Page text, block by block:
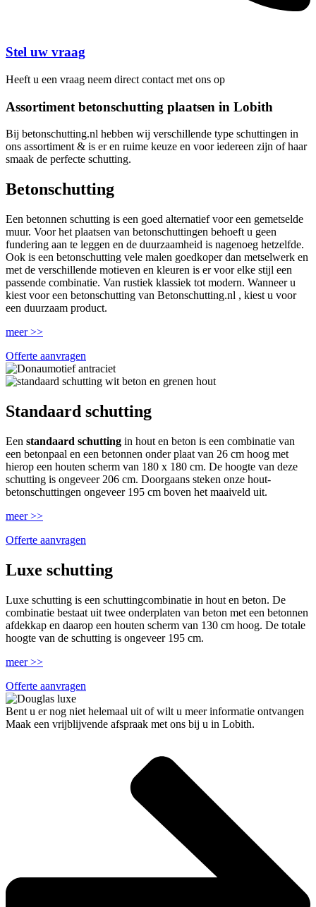
Stel uw vraag
Heeft u een vraag neem direct contact met ons op
Assortiment betonschutting plaatsen in Lobith
Bij betonschutting.nl hebben wij verschillende type schuttingen in
ons assortiment & is er en ruime keuze en voor iedereen zijn of haar
smaak de perfecte schutting.
Betonschutting
Een betonnen schutting is een goed alternatief voor een gemetselde
muur. Voor het plaatsen van betonschuttingen behoeft u geen
fundering aan te leggen en de duurzaamheid is nagenoeg hetzelfde.
Ook is een betonschutting vele malen goedkoper dan metselwerk en
met de verschillende motieven en kleuren is er voor elke stijl een
passende combinatie. Van rustiek klassiek tot modern. Wanneer u
kiest voor een betonschutting van Betonschutting.nl , kiest u voor
een duurzaam product.
meer >>
Offerte aanvragen
Standaard schutting
Een standaard schutting in hout en beton is een combinatie van
een betonpaal en een betonnen onder plaat van 26 cm hoog met
hierop een houten scherm van 180 x 180 cm. De hoogte van deze
schutting is ongeveer 206 cm. Doorgaans steken onze hout-
betonschuttingen ongeveer 195 cm boven het maaiveld uit.
meer >>
Offerte aanvragen
Luxe schutting
Luxe schutting is een schuttingcombinatie in hout en beton. De
combinatie bestaat uit twee onderplaten van beton met een betonnen
afdekkap en daarop een houten scherm van 130 cm hoog. De totale
hoogte van de schutting is ongeveer 195 cm.
meer >>
Offerte aanvragen
Bent u er nog niet helemaal uit of wilt u meer informatie ontvangen
Maak een vrijblijvende afspraak met ons bij u in Lobith.